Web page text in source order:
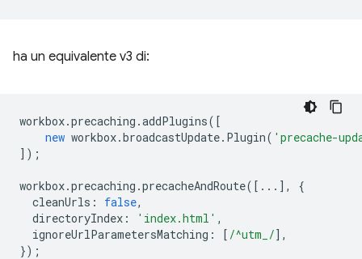
ha un equivalente v3 di:
workbox.precaching .addPlugins([
new workbox.broadcastUpdate. Plugin( 'precache-
]);
workbox.precaching .precacheAndRoute([...],
{
cleanUrls : false,
directoryIndex : 'index.html' ,
ignoreUrlParametersMatching : [ /^utm_/],
});